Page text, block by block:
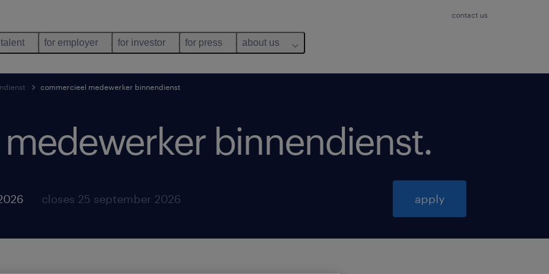
contact us
for employer for investor for press about us
commercieel medewerker binnendienst
binnendienst.
closes 25 september 2026 apply